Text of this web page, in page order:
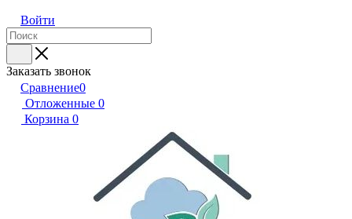
Войти
Заказать звонок
Сравнение0
Отложенные 0
Корзина 0